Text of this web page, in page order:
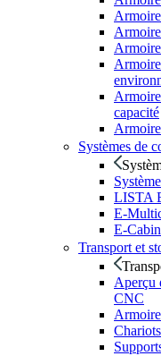
capacité
Systèmes de
LISTA
E-
E-
Transport et
Aperçu
CNC